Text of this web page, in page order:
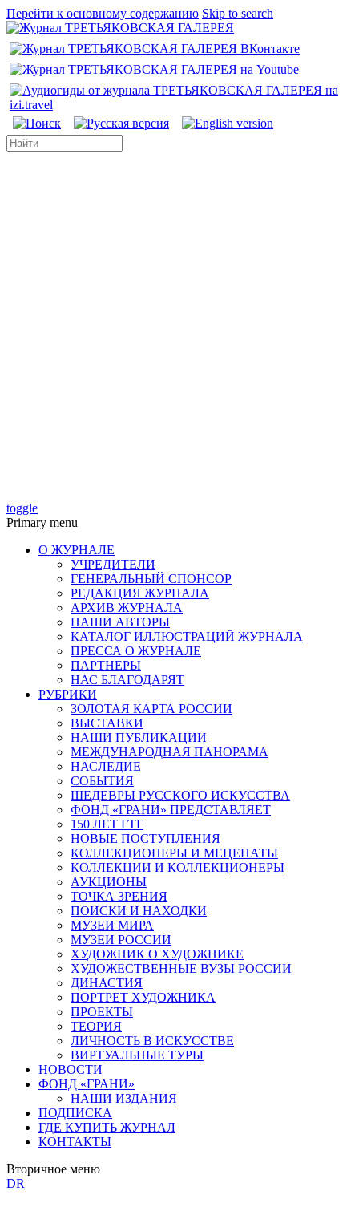
Перейти к основному содержанию Skip to search
toggle
Primary menu
О ЖУРНАЛЕ
УЧРЕДИТЕЛИ
ГЕНЕРАЛЬНЫЙ СПОНСОР
РЕДАКЦИЯ ЖУРНАЛА
АРХИВ ЖУРНАЛА
НАШИ АВТОРЫ
КАТАЛОГ ИЛЛЮСТРАЦИЙ ЖУРНАЛА
ПРЕССА О ЖУРНАЛЕ
ПАРТНЕРЫ
НАС БЛАГОДАРЯТ
РУБРИКИ
ЗОЛОТАЯ КАРТА РОССИИ
ВЫСТАВКИ
НАШИ ПУБЛИКАЦИИ
МЕЖДУНАРОДНАЯ ПАНОРАМА
НАСЛЕДИЕ
СОБЫТИЯ
ШЕДЕВРЫ РУССКОГО ИСКУССТВА
ФОНД «ГРАНИ» ПРЕДСТАВЛЯЕТ
150 ЛЕТ ГТГ
НОВЫЕ ПОСТУПЛЕНИЯ
КОЛЛЕКЦИОНЕРЫ И МЕЦЕНАТЫ
КОЛЛЕКЦИИ И КОЛЛЕКЦИОНЕРЫ
АУКЦИОНЫ
ТОЧКА ЗРЕНИЯ
ПОИСКИ И НАХОДКИ
МУЗЕИ МИРА
МУЗЕИ РОССИИ
ХУДОЖНИК О ХУДОЖНИКЕ
ХУДОЖЕСТВЕННЫЕ ВУЗЫ РОССИИ
ДИНАСТИЯ
ПОРТРЕТ ХУДОЖНИКА
ПРОЕКТЫ
ТЕОРИЯ
ЛИЧНОСТЬ В ИСКУССТВЕ
ВИРТУАЛЬНЫЕ ТУРЫ
НОВОСТИ
ФОНД «ГРАНИ»
НАШИ ИЗДАНИЯ
ПОДПИСКА
ГДЕ КУПИТЬ ЖУРНАЛ
КОНТАКТЫ
Вторичное меню
DR